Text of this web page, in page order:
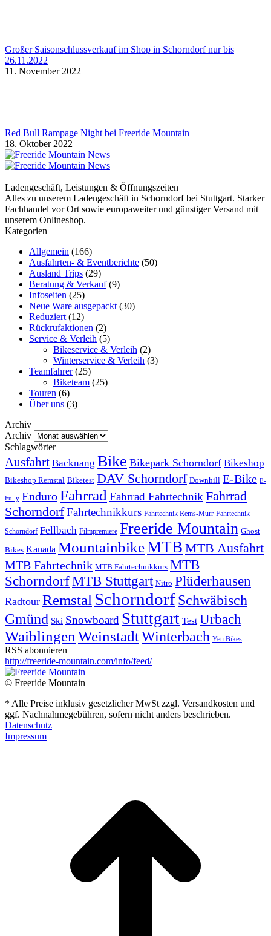
Großer Saisonschlussverkauf im Shop in Schorndorf nur bis
26.11.2022
11. November 2022
Red Bull Rampage Night bei Freeride Mountain
18. Oktober 2022
Ladengeschäft, Leistungen & Öffnungszeiten
Alles zu unserem Ladengeschäft in Schorndorf bei Stuttgart. Starker
Fachhandel vor Ort sowie europaweiter und günstiger Versand mit
unserem Onlineshop.
Kategorien
Allgemein (166)
Ausfahrten- & Eventberichte (50)
Ausland Trips (29)
Beratung & Verkauf(9)
Infoseiten (25)
Neue Ware ausgepackt (30)
Reduziert (12)
Rückrufaktionen (2)
Service & Verleih (5)
Bikeservice & Verleih (2)
Winterservice & Verleih (3)
Teamfahrer(25)
Biketeam (25)
Touren (6)
Über uns (3)
Archiv
Archiv
Schlagwörter
Ausfahrt Backnang Bike Bikepark Schorndorf Bikeshop
Bikeshop Remstal Biketest DAV Schorndorf Downhill E-Bike E-
Fully EnduroFahrrad Fahrrad Fahrtechnik Fahrrad
SchorndorfFahrtechnikkurs Fahrtechnik Rems-Murr Fahrtechnik
Schorndorf Fellbach Filmpremiere Freeride Mountain Ghost
Bikes Kanada MountainbikeMTB MTB Ausfahrt
MTB Fahrtechnik MTB Fahrtechnikkurs MTB
SchorndorfMTB Stuttgart Nitro Plüderhausen
Radtour Remstal SchorndorfSchwäbisch
Gmünd Ski Snowboard Stuttgart Test Urbach
Waiblingen WeinstadtWinterbach Yeti Bikes
RSS abonnieren
http://freeride-mountain.com/info/feed/
© Freeride Mountain
* Alle Preise inklusiv gesetzlicher MwSt zzgl. Versandkosten und
ggf. Nachnahmegebühren, sofern nicht anders beschrieben.
Datenschutz
Impressum